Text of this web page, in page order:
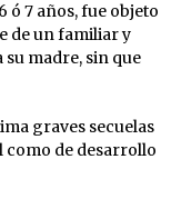
ó 7 años, fue objeto
de un familiar y
madre, sin que
graves secuelas
como de desarrollo